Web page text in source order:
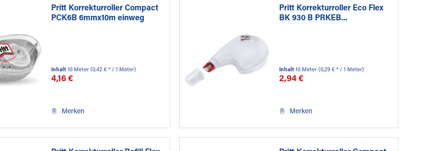
Pritt Korrekturroller Compact
PCK6B 6mmx10m einweg
Inhalt10 Meter(0,42 € * / 1 Meter)
4,16 €
Merken
Pritt Korrekturroller Eco Flex
BK 930 B PRKEB...
Inhalt10 Meter(0,29 € * / 1 Meter)
2,94 €
Merken